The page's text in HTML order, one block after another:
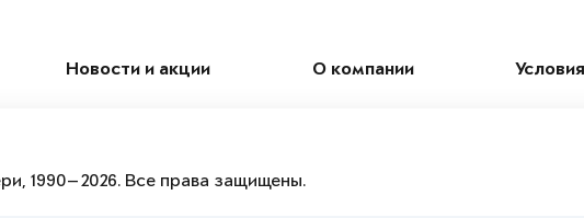
Новости и акции О компании
1990—2026. Все права защищены.